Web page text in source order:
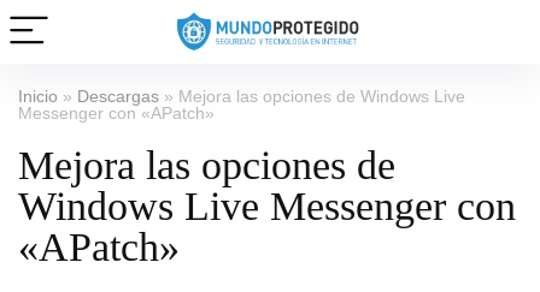
Inicio » Descargas » Mejora las opciones de Windows Live
Messenger con «APatch»
Mejora las opciones de
Windows Live Messenger con
«APatch»